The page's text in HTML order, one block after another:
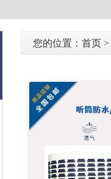
您的位置： 首页 >